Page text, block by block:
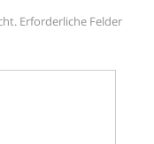
Erforderliche Felder